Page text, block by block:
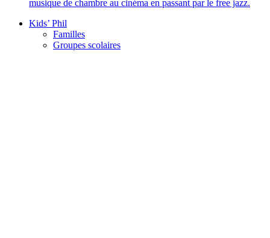
musique de chambre au cinéma en passant par le free jazz.
Kids’ Phil
Familles
Groupes scolaires